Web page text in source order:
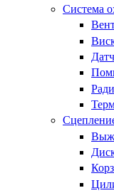
Система